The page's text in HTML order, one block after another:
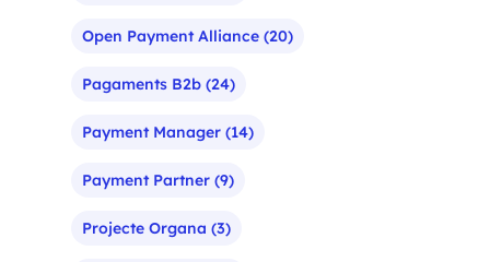
Open Payment Alliance (20)
Pagaments B2b (24)
Payment Manager (14)
Payment Partner (9)
Projecte Organa (3)